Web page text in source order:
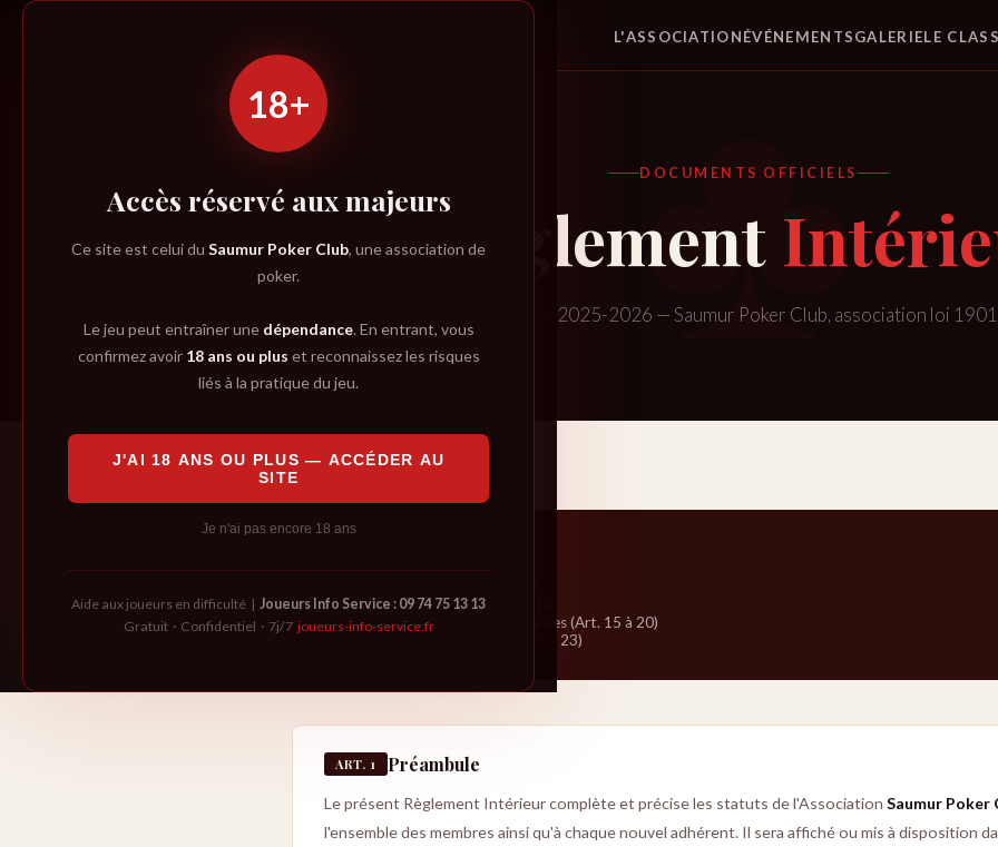
18+
Accès réservé aux majeurs
Ce site est celui du Saumur Poker Club, une association de
poker.
Le jeu peut entraîner une dépendance. En entrant, vous
confirmez avoir 18 ans ou plus et reconnaissez les risques
liés à la pratique du jeu.
J'AI 18 ANS OU PLUS — ACCÉDER AU
SITE
Je n'ai pas encore 18 ans
Aide aux joueurs en difficulté | Joueurs Info Service : 09 74 75 13 13
Gratuit · Confidentiel · 7j/7 joueurs-info-service.fr
L'ASSOCIATIONÉVÉNEMENTSGALERIELE
DOCUMENTS OFFICIELS
Règlement
Saison 2025-2026 — Saumur Poker Club, association loi 1901
Titre II — Sanctions (Art. 11 à 14)
Titre III — Organisation des parties (Art. 15 à 20)
Titre IV — L'Association (Art. 21 à 23)
ART. 1 Préambule
Le présent Règlement Intérieur complète et précise les statuts de l'Association Saumur Poker
l'ensemble des membres ainsi qu'à chaque nouvel adhérent. Il sera affiché ou mis à disposition